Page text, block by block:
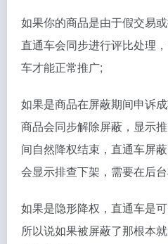
如果你的商品是由于假交易
直通车会同步进行评比处理
车才能正常推广;
如果是商品在屏蔽期间申诉
商品会同步解除屏蔽，显示
间自然降权结束，直通车屏
会显示排查下架，需要在后
如果是隐形降权，直通车是
所以说如果被屏蔽了那根本